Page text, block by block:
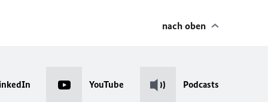
nach oben
YouTube Podcasts